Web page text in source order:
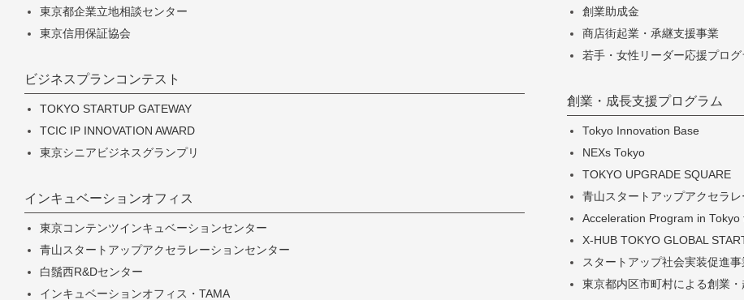
東京都企業立地相談センター
東京信用保証協会
ビジネスプランコンテスト
TOKYO STARTUP GATEWAY
TCIC IP INNOVATION AWARD
東京シニアビジネスグランプリ
インキュベーションオフィス
東京コンテンツインキュベーションセンター
青山スタートアップアクセラレーションセンター
白鬚西R&Dセンター
インキュベーションオフィス・TAMA
創業助成金
商店街起業・承継支援事業
若手・女性リーダー応援プロ
創業・成長支援プログラム
Tokyo Innovation Base
NEXs Tokyo
TOKYO UPGRADE SQUARE
青山スタートアップアクセラ
Acceleration Program in Tokyo
X-HUB TOKYO GLOBAL
スタートアップ社会実装促進事
東京都内区市町村による創業